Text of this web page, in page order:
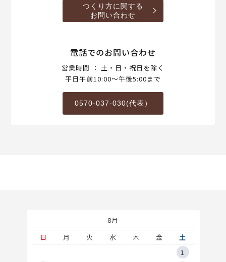
つくり方に関する
お問い合わせ
電話でのお問い合わせ
営業時間 ： 土・日・祝日を除く
平日午前10:00～午後5:00まで
0570-037-030(代表）
8月
日
月 火 水 木 金
土
1